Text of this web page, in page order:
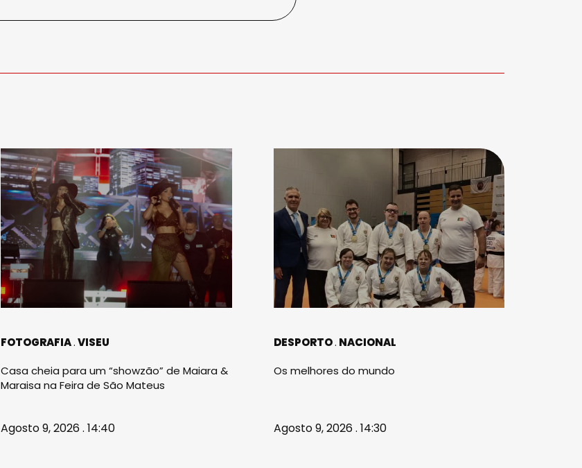
FOTOGRAFIA VISEU
Casa cheia para um “showzão” de Maiara &
Maraisa na Feira de São Mateus
Agosto 9, 2026 . 14:40
DESPORTO NACIONAL
Os melhores do mundo
Agosto 9, 2026 . 14:30